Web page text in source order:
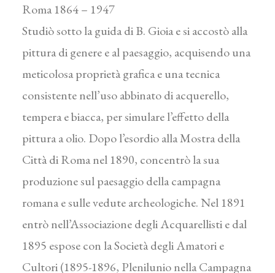
Roma 1864 – 1947
Studiò sotto la guida di B. Gioia e si accostò alla
pittura di genere e al paesaggio, acquisendo una
meticolosa proprietà grafica e una tecnica
consistente nell’uso abbinato di acquerello,
tempera e biacca, per simulare l’effetto della
pittura a olio. Dopo l’esordio alla Mostra della
Città di Roma nel 1890, concentrò la sua
produzione sul paesaggio della campagna
romana e sulle vedute archeologiche. Nel 1891
entrò nell’Associazione degli Acquarellisti e dal
1895 espose con la Società degli Amatori e
Cultori (1895-1896, Plenilunio nella Campagna